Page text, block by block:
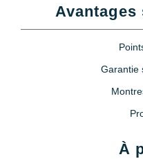
Avantages
Garantie
À